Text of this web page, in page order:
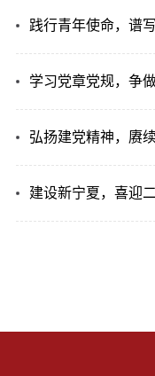
践行青年使命，谱
学习党章党规，争
弘扬建党精神，赓
建设新宁夏，喜迎